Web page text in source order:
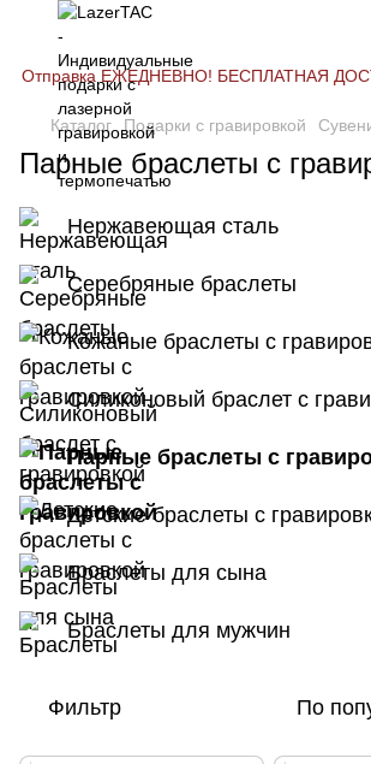
Отправка ЕЖЕДНЕВНО! БЕСПЛАТНАЯ
Каталог Подарки с гравировкой
Парные браслеты с
Нержавеющая сталь
Серебряные браслеты
Кожаные браслеты с
Силиконовый браслет с
Парные браслеты с
Детские браслеты с
Браслеты для сына
Браслеты для мужчин
Фильтр По